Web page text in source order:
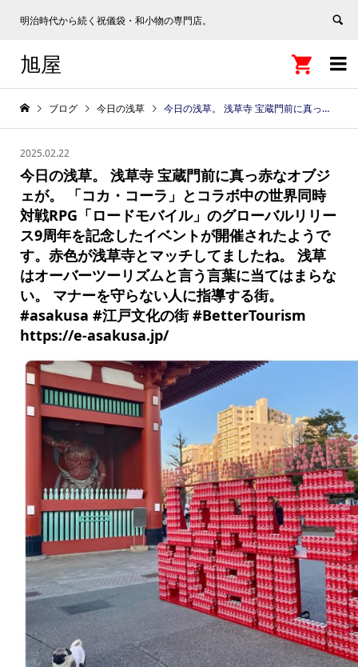
明治時代から続く祝儀袋・和小物の専門店。

旭屋 
ブログ 今日の浅草 今日の浅草。 浅草寺 宝蔵門前に真っ赤なオブジェが。 「コカ・コーラ」とコラボ中の世界同時対戦RPG「ロードモバイル」のグローバルリリース9周年を記念したイベントが開催されたようです。赤色が浅草寺とマッチしてましたね。 浅草はオーバーツーリズムと言う言葉に当てはまらない。 マナーを守らない人に指導する街。 #asakusa #江戸文化の街 #BetterTourism https://e-asakusa.jp/
2025.02.22
今日の浅草。 浅草寺 宝蔵門前に真っ赤なオブジ
ェが。 「コカ・コーラ」とコラボ中の世界同時
対戦RPG「ロードモバイル」のグローバルリリー
ス9周年を記念したイベントが開催されたようで
す。赤色が浅草寺とマッチしてましたね。 浅草
はオーバーツーリズムと言う言葉に当てはまらな
い。 マナーを守らない人に指導する街。
#asakusa #江戸文化の街 #BetterTourism
https://e-asakusa.jp/